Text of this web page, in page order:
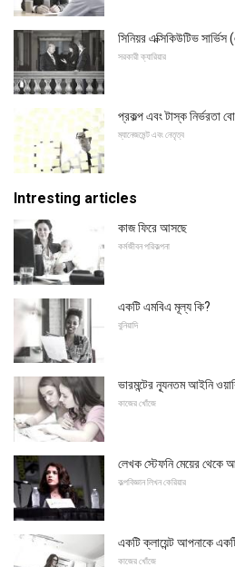
সিনিয়র এক্সিকিউটিভ
সরকারী ক্যারিয়ার
প্রকল্প এবং টাস্ক নির্ভরতা
ম্যানেজমেন্ট এবং নেতৃত্ব
Intresting articles
কাজ ফিরে আসছে
কর্মজীবন পরিকল্পনা
একটি এমবিএ মূল্য কি?
বুনিয়াদি
ভারমন্টের ন্যূনতম আইনি
কাজের খোঁজে
লেখক স্টেফনি মেয়ের থেকে
কল্পবিজ্ঞান লিখন কেরিয়ার
একটি ক্লায়েন্ট আপনাকে
কাজের খোঁজে